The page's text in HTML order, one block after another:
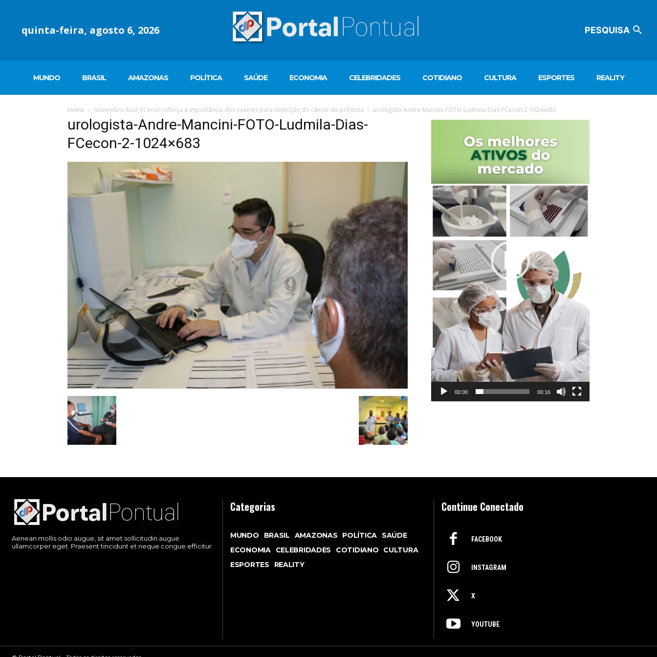
quinta-feira, agosto 6, 2026 PESQUISA
MUNDO BRASIL AMAZONAS POLÍTICA SAÚDE ECONOMIA CELEBRIDADES COTIDIANO CULTURA ESPORTES REALITY
Home Novembro Azul: FCecon reforça a importância dos exames para detecção do câncer de próstata urologista-Andre-Mancini-FOTO-Ludmila-Dias-FCecon-2-1024x683
urologista-Andre-Mancini-FOTO-Ludmila-Dias-
FCecon-2-1024×683
00:00 00:16
Aenean mollis odio augue, sit amet sollicitudin augue
ullamcorper eget. Praesent tincidunt et neque congue efficitur.
Categorias
MUNDO BRASIL AMAZONAS POLÍTICA
SAÚDE
ECONOMIA
CELEBRIDADES COTIDIANO
CULTURA
ESPORTES
REALITY
Continue Conectado
FACEBOOK
INSTAGRAM
X
YOUTUBE